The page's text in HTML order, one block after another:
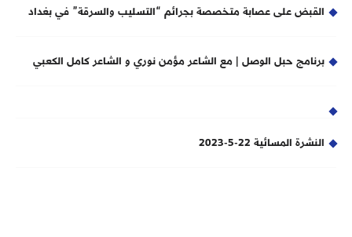
القبض على عصابة متخصصة بجرائم “التسليب والسرقة” في بغداد
برنامج حبل الوصل | مع الشاعر مؤمن نوري و الشاعر كامل الكعبي
النشرة المسائية 22-5-2023